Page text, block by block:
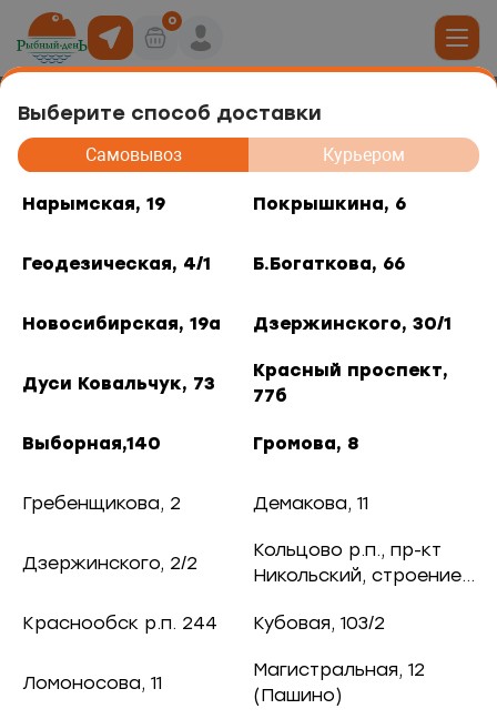
Выберите способ доставки
Самовывоз Курьером
Нарымская, 19 Покрышкина, 6
Геодезическая, 4/1 Б.Богаткова, 66
Новосибирская, 19а Дзержинского, 30/1
Дуси Ковальчук, 73
Красный проспект,
77б
Выборная,140 Громова, 8
Гребенщикова, 2 Демакова, 11
Дзержинского, 2/2
Кольцово р.п., пр-кт
Никольский, строение
Краснообск р.п. 244
Кубовая, 103/2
Ломоносова, 11
Магистральная, 12
(Пашино)
0
роллов
рыба
и снеки
и отделы
6
4/1
73
77б
Лососевые палочки "ФишСтик"
176 ₽ / 0.1 кг.
В корзину